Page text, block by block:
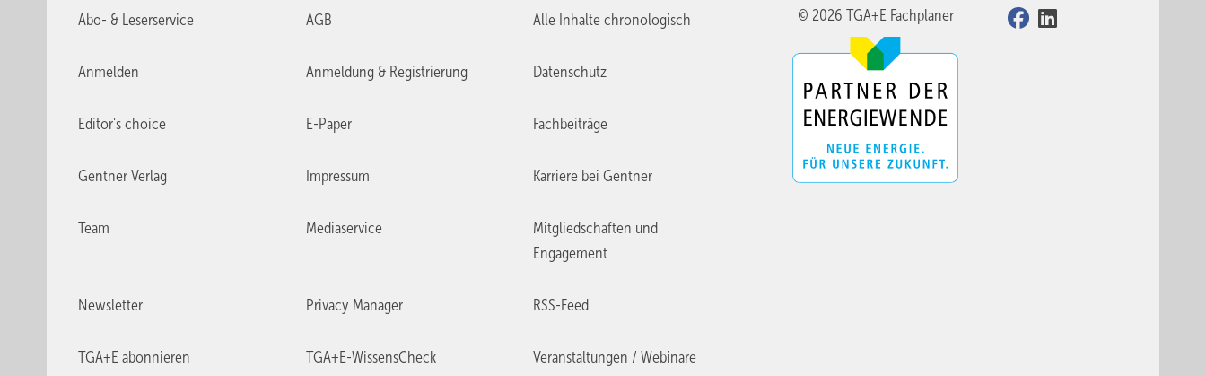
Abo- & Leserservice AGB Alle Inhalte chronologisch
Anmelden Anmeldung & Registrierung Datenschutz
Editor's choice E-Paper Fachbeiträge
Gentner Verlag Impressum Karriere bei Gentner
Team Mediaservice
Mitgliedschaften und
Engagement
Newsletter Privacy Manager RSS-Feed
TGA+E abonnieren TGA+E-WissensCheck Veranstaltungen / Webinare
© 2026 TGA+E Fachplaner